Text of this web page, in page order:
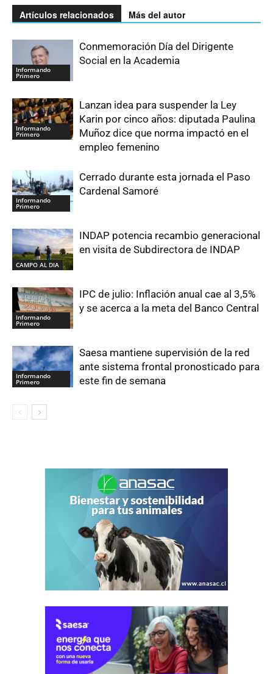
Artículos relacionados Más del autor
Informando
Primero
Conmemoración Día del Dirigente
Social en la Academia
Informando
Primero
Lanzan idea para suspender la Ley
Karin por cinco años: diputada Paulina
Muñoz dice que norma impactó en el
empleo femenino
Informando
Primero
Cerrado durante esta jornada el Paso
Cardenal Samoré
CAMPO AL DIA
INDAP potencia recambio generacional
en visita de Subdirectora de INDAP
Informando
Primero
IPC de julio: Inflación anual cae al 3,5%
y se acerca a la meta del Banco Central
Informando
Primero
Saesa mantiene supervisión de la red
ante sistema frontal pronosticado para
este fin de semana